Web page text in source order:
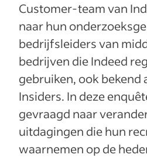
Customer-team van
naar hun
bedrijfsleiders van
bedrijven die Indeed
gebruiken, ook bekend
Insiders. In deze
gevraagd naar
uitdagingen die hun
waarnemen op de